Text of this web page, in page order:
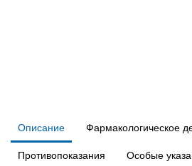
Описание Фармакологическое
Противопоказания Особые